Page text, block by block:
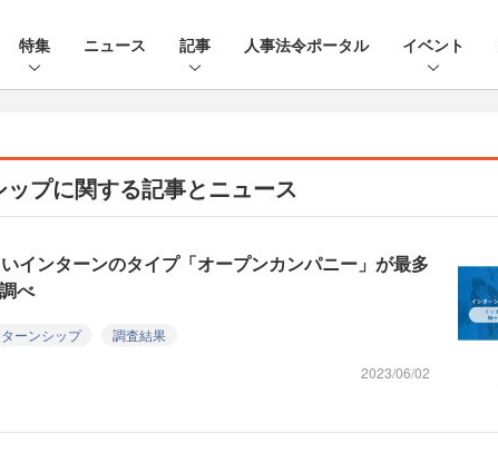
特集 ニュース 記事 人事法令ポータル イベント
プに関する記事とニュース
インターンのタイプ「オープンカンパニー」が最多
べ
ーンシップ
調査結果
2023/06/02